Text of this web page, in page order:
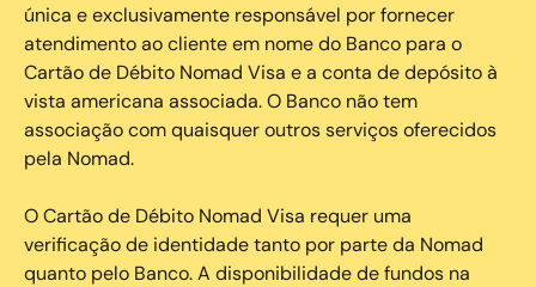
única e exclusivamente responsável por fornecer
atendimento ao cliente em nome do Banco para o
Cartão de Débito Nomad Visa e a conta de depósito à
vista americana associada. O Banco não tem
associação com quaisquer outros serviços oferecidos
pela Nomad.
O Cartão de Débito Nomad Visa requer uma
verificação de identidade tanto por parte da Nomad
quanto pelo Banco. A disponibilidade de fundos na